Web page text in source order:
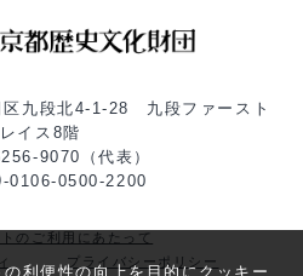
利便性の向上を目的にクッキー
九段北4-1-28 九段ファースト
イス8階
9070（代表）
0106-0500-2200
のご利用にあたって
プライバシーポリシー